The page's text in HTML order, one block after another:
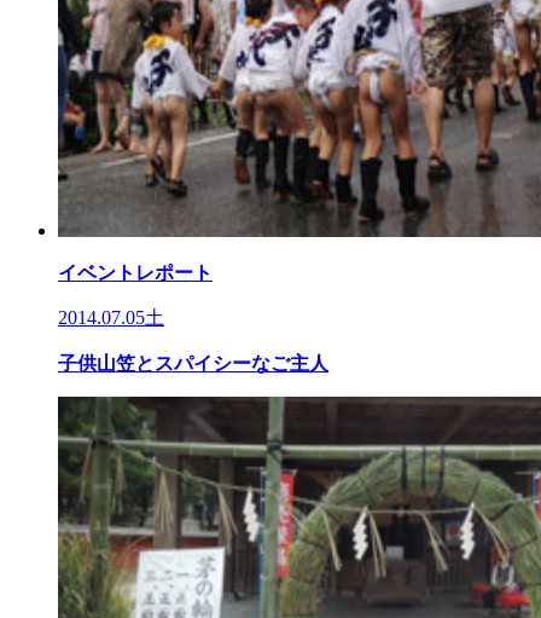
イベントレポート
2014.07.05土
子供山笠とスパイシーなご主人